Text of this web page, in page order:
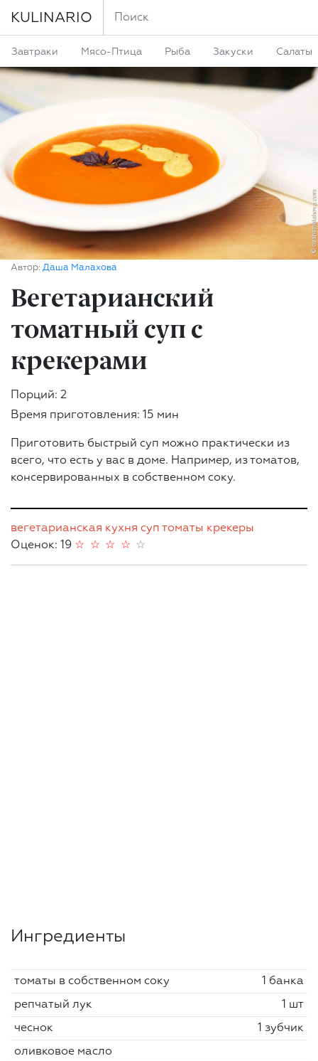
KULINARIO
Завтраки Мясо-Птица Рыба Закуски Салаты
Автор: Даша Малахова
Вегетарианский
томатный суп с
крекерами
Порций: 2
Время приготовления: 15 мин
Приготовить быстрый суп можно практически из
всего, что есть у вас в доме. Например, из томатов,
консервированных в собственном соку.
вегетарианская кухня суп томаты крекеры
Оценок: 19
☆
☆
☆
☆
☆
Ингредиенты
томаты в собственном соку 1 банка
репчатый лук 1 шт
чеснок 1 зубчик
оливковое масло